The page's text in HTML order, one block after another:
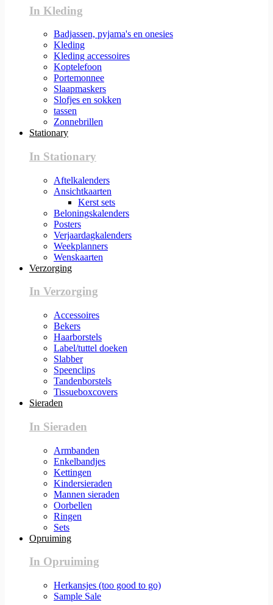
In Kleding
Badjassen, pyjama's en onesies
Kleding
Kleding accessoires
Koptelefoon
Portemonnee
Slaapmaskers
Slofjes en sokken
tassen
Zonnebrillen
Stationary
In Stationary
Aftelkalenders
Ansichtkaarten
Kerst sets
Beloningskalenders
Posters
Verjaardagkalenders
Weekplanners
Wenskaarten
Verzorging
In Verzorging
Accessoires
Bekers
Haarborstels
Label/tuttel doeken
Slabber
Speenclips
Tandenborstels
Tissueboxcovers
Sieraden
In Sieraden
Armbanden
Enkelbandjes
Kettingen
Kindersieraden
Mannen sieraden
Oorbellen
Ringen
Sets
Opruiming
In Opruiming
Herkansjes (too good to go)
Sample Sale